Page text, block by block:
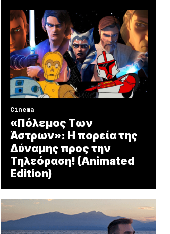
Cinema
«Πόλεμος Των
Άστρων»: Η πορεία της
Δύναμης προς την
Τηλεόραση! (Animated
Edition)